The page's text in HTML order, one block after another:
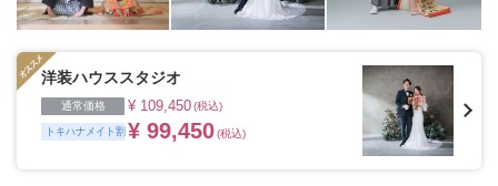
洋装ハウススタジオ
通常価格 ¥ 109,450(税込)
トキハナメイト割 ¥ 99,450(税込)